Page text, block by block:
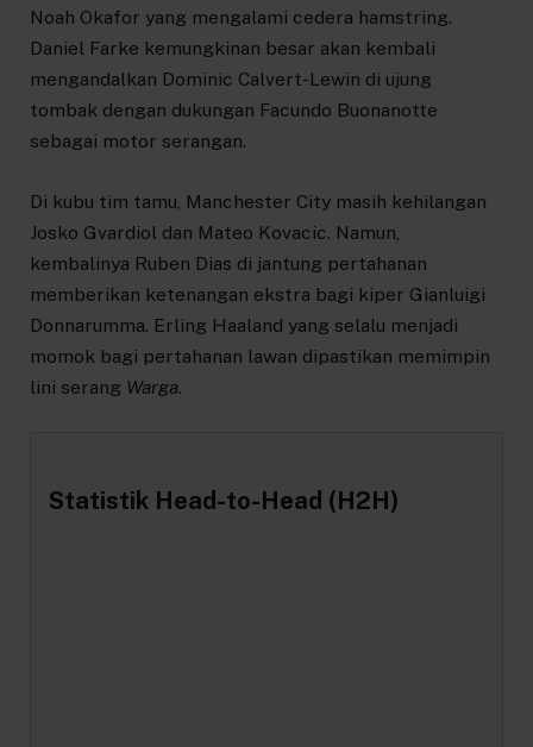
Noah Okafor yang mengalami cedera hamstring.
Daniel Farke kemungkinan besar akan kembali
mengandalkan Dominic Calvert-Lewin di ujung
tombak dengan dukungan Facundo Buonanotte
sebagai motor serangan.
Di kubu tim tamu, Manchester City masih kehilangan
Josko Gvardiol dan Mateo Kovacic. Namun,
kembalinya Ruben Dias di jantung pertahanan
memberikan ketenangan ekstra bagi kiper Gianluigi
Donnarumma. Erling Haaland yang selalu menjadi
momok bagi pertahanan lawan dipastikan memimpin
lini serang Warga.
Statistik Head-to-Head (H2H)